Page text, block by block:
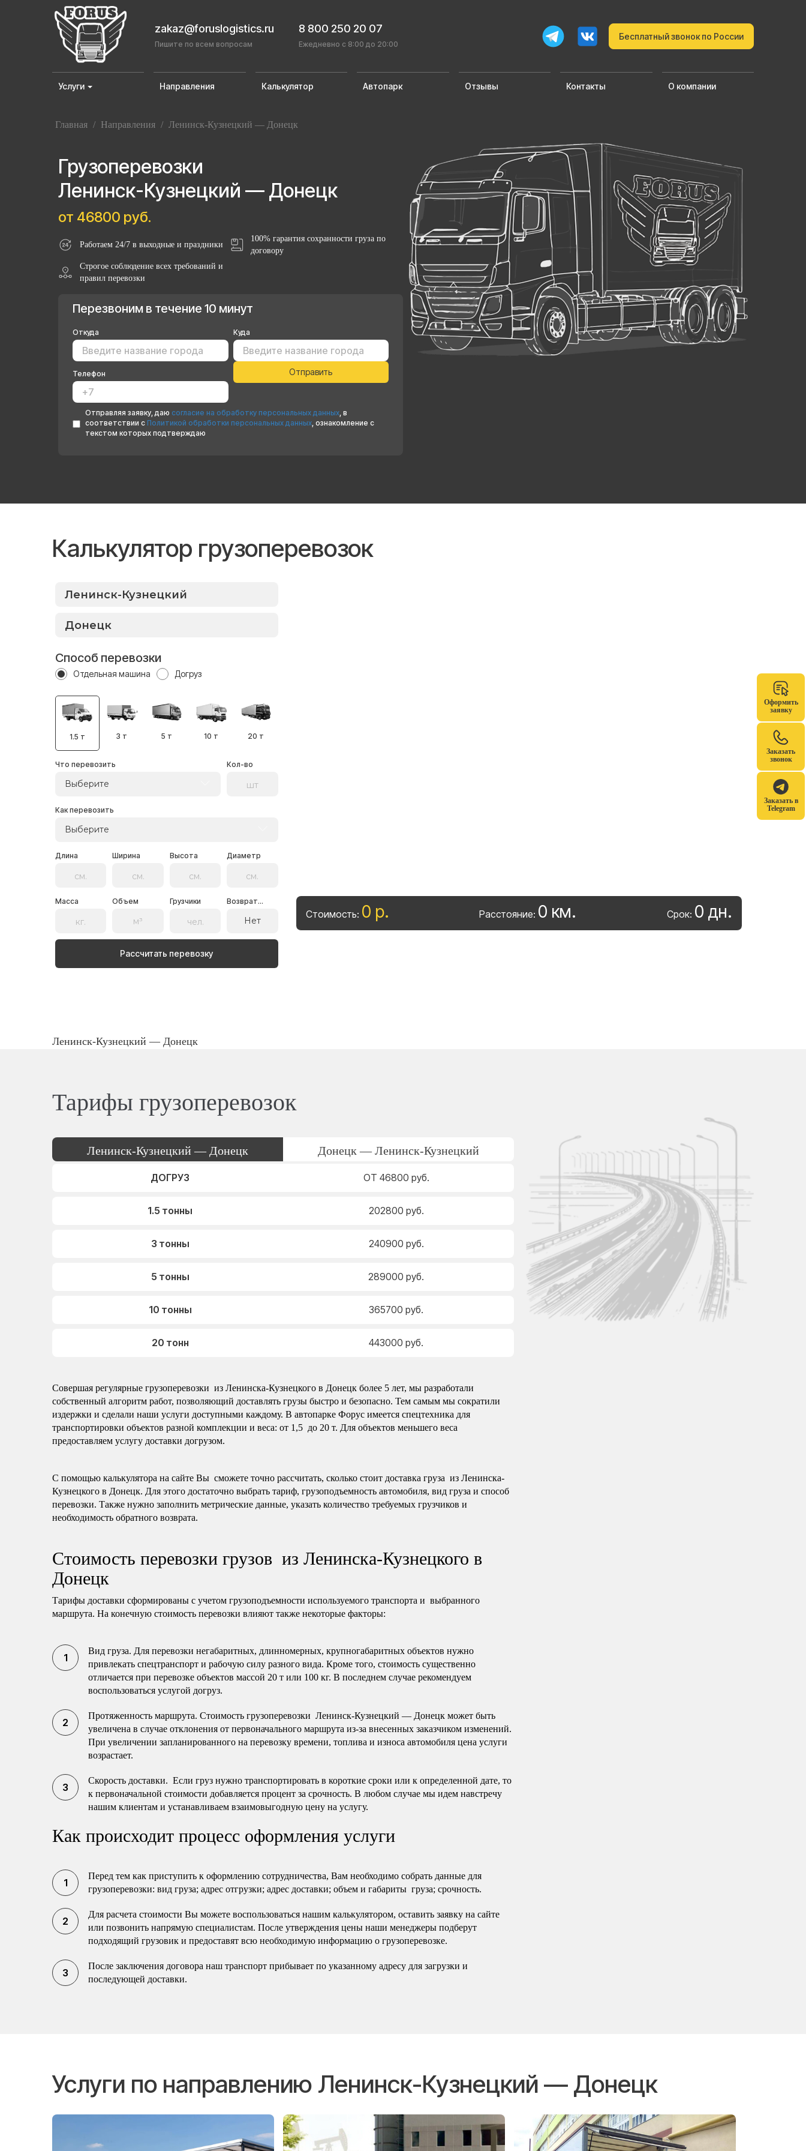
Оформить
заявку
Заказать
звонок
Заказать в
Telegram
zakaz@foruslogistics.ru
Пишите по всем вопросам
8 800 250 20 07
Ежедневно с 8:00 до 20:00
Бесплатный звонок по России
Услуги Направления Калькулятор Автопарк Отзывы Контакты О компании
Главная / Направления / Ленинск-Кузнецкий — Донецк
Грузоперевозки
Ленинск-Кузнецкий — Донецк
от 46800 руб.
Работаем 24/7 в выходные и праздники
100% гарантия сохранности груза по
договору
Строгое соблюдение всех требований и
правил перевозки
Перезвоним в течение 10 минут
Откуда Куда
Телефон
Отправляя заявку, даю согласие на обработку персональных данных, в
соответствии с Политикой обработки персональных данных, ознакомление с
текстом которых подтверждаю
Калькулятор грузоперевозок
Способ перевозки
Отдельная машина Догруз
1.5 т 3 т 5 т 10 т 20 т
Что перевозить
Выберите
Кол-во
Как перевозить
Выберите
Длина Ширина Высота Диаметр
Масса Объем Грузчики Возврат...
Нет
Рассчитать перевозку
Стоимость: 0 р. Расстояние: 0 км. Срок: 0 дн.
Ленинск-Кузнецкий — Донецк
Тарифы грузоперевозок
Ленинск-Кузнецкий — Донецк Донецк — Ленинск-Кузнецкий
ДОГРУЗ ОТ 46800 руб.
1.5 тонны 202800 руб.
3 тонны 240900 руб.
5 тонны 289000 руб.
10 тонны 365700 руб.
20 тонн 443000 руб.
Совершая регулярные грузоперевозки из Ленинска-Кузнецкого в Донецк более 5 лет, мы разработали
собственный алгоритм работ, позволяющий доставлять грузы быстро и безопасно. Тем самым мы сократили
издержки и сделали наши услуги доступными каждому. В автопарке Форус имеется спецтехника для
транспортировки объектов разной комплекции и веса: от 1,5 до 20 т. Для объектов меньшего веса
предоставляем услугу доставки догрузом.
С помощью калькулятора на сайте Вы сможете точно рассчитать, сколько стоит доставка груза из Ленинска-
Кузнецкого в Донецк. Для этого достаточно выбрать тариф, грузоподъемность автомобиля, вид груза и способ
перевозки. Также нужно заполнить метрические данные, указать количество требуемых грузчиков и
необходимость обратного возврата.
Стоимость перевозки грузов из Ленинска-Кузнецкого в
Донецк
Тарифы доставки сформированы с учетом грузоподъемности используемого транспорта и выбранного
маршрута. На конечную стоимость перевозки влияют также некоторые факторы:
Вид груза. Для перевозки негабаритных, длинномерных, крупногабаритных объектов нужно
привлекать спецтранспорт и рабочую силу разного вида. Кроме того, стоимость существенно
отличается при перевозке объектов массой 20 т или 100 кг. В последнем случае рекомендуем
воспользоваться услугой догруз.
Протяженность маршрута. Стоимость грузоперевозки Ленинск-Кузнецкий — Донецк может быть
увеличена в случае отклонения от первоначального маршрута из-за внесенных заказчиком изменений.
При увеличении запланированного на перевозку времени, топлива и износа автомобиля цена услуги
возрастает.
Скорость доставки. Если груз нужно транспортировать в короткие сроки или к определенной дате, то
к первоначальной стоимости добавляется процент за срочность. В любом случае мы идем навстречу
нашим клиентам и устанавливаем взаимовыгодную цену на услугу.
Как происходит процесс оформления услуги
Перед тем как приступить к оформлению сотрудничества, Вам необходимо собрать данные для
грузоперевозки: вид груза; адрес отгрузки; адрес доставки; объем и габариты груза; срочность.
Для расчета стоимости Вы можете воспользоваться нашим калькулятором, оставить заявку на сайте
или позвонить напрямую специалистам. После утверждения цены наши менеджеры подберут
подходящий грузовик и предоставят всю необходимую информацию о грузоперевозке.
После заключения договора наш транспорт прибывает по указанному адресу для загрузки и
последующей доставки.
Услуги по направлению Ленинск-Кузнецкий — Донецк